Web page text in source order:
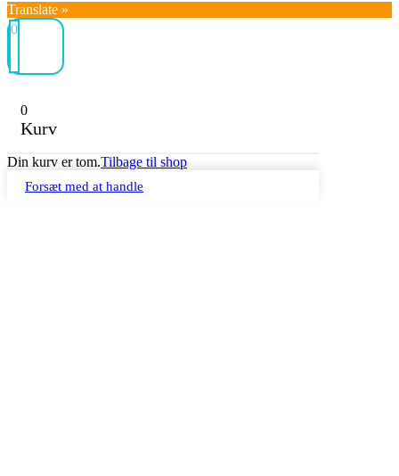
Translate »
0
0
Kurv
Din kurv er tom.Tilbage til shop
Forsæt med at handle